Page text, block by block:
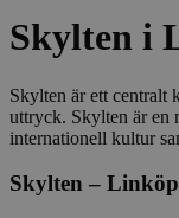
Skylten i
Skylten är ett centralt
uttryck. Skylten är en
internationell kultur
Skylten –